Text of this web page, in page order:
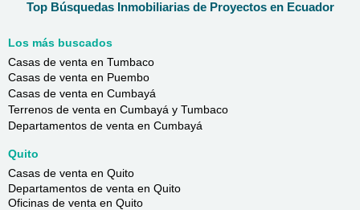
Top Búsquedas Inmobiliarias de Proyectos en Ecuador
Los más buscados
Casas de venta en Tumbaco
Casas de venta en Puembo
Casas de venta en Cumbayá
Terrenos de venta en Cumbayá y Tumbaco
Departamentos de venta en Cumbayá
Quito
Casas de venta en Quito
Departamentos de venta en Quito
Oficinas de venta en Quito